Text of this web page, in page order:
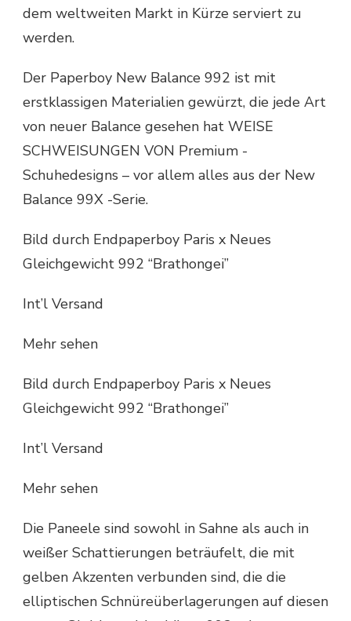
dem weltweiten Markt in Kürze serviert zu
werden.
Der Paperboy New Balance 992 ist mit
erstklassigen Materialien gewürzt, die jede Art
von neuer Balance gesehen hat WEISE
SCHWEISUNGEN VON Premium -
Schuhedesigns – vor allem alles aus der New
Balance 99X -Serie.
Bild durch Endpaperboy Paris x Neues
Gleichgewicht 992 “Brathongei”
Int’l Versand
Mehr sehen
Bild durch Endpaperboy Paris x Neues
Gleichgewicht 992 “Brathongei”
Int’l Versand
Mehr sehen
Die Paneele sind sowohl in Sahne als auch in
weißer Schattierungen beträufelt, die mit
gelben Akzenten verbunden sind, die die
elliptischen Schnüreüberlagerungen auf diesen